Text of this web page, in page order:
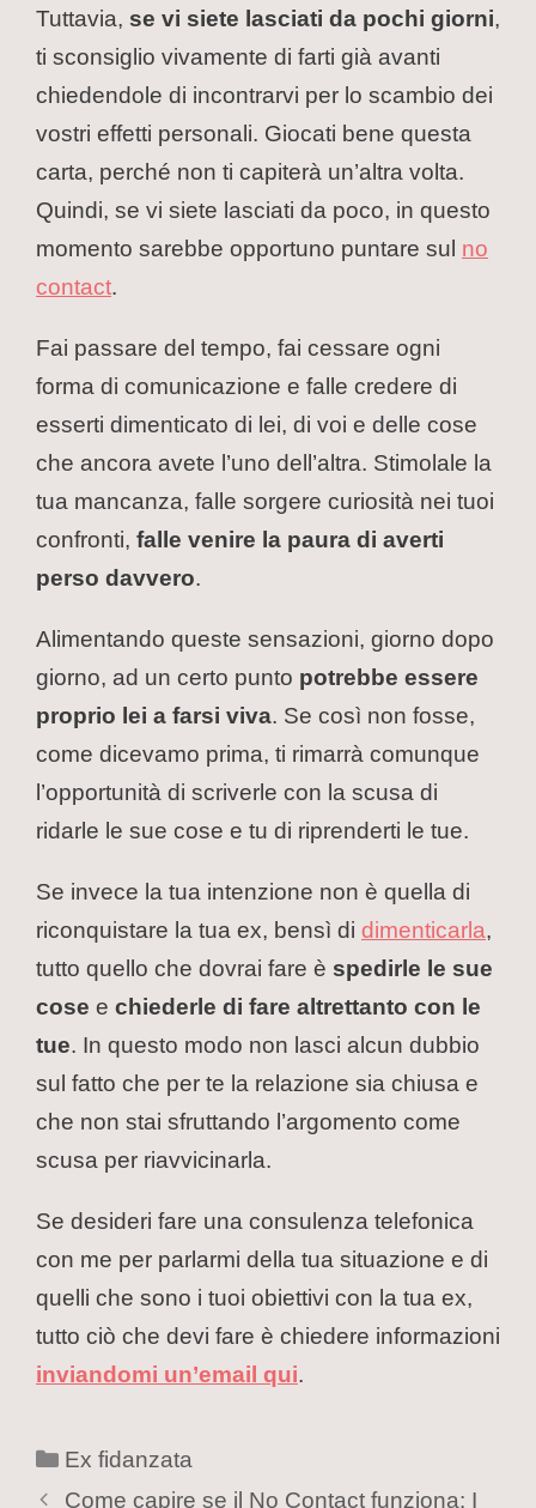
Tuttavia, se vi siete lasciati da pochi giorni,
ti sconsiglio vivamente di farti già avanti
chiedendole di incontrarvi per lo scambio dei
vostri effetti personali. Giocati bene questa
carta, perché non ti capiterà un’altra volta.
Quindi, se vi siete lasciati da poco, in questo
momento sarebbe opportuno puntare sul no
contact.
Fai passare del tempo, fai cessare ogni
forma di comunicazione e falle credere di
esserti dimenticato di lei, di voi e delle cose
che ancora avete l’uno dell’altra. Stimolale la
tua mancanza, falle sorgere curiosità nei tuoi
confronti, falle venire la paura di averti
perso davvero.
Alimentando queste sensazioni, giorno dopo
giorno, ad un certo punto potrebbe essere
proprio lei a farsi viva. Se così non fosse,
come dicevamo prima, ti rimarrà comunque
l’opportunità di scriverle con la scusa di
ridarle le sue cose e tu di riprenderti le tue.
Se invece la tua intenzione non è quella di
riconquistare la tua ex, bensì di dimenticarla,
tutto quello che dovrai fare è spedirle le sue
cose e chiederle di fare altrettanto con le
tue. In questo modo non lasci alcun dubbio
sul fatto che per te la relazione sia chiusa e
che non stai sfruttando l’argomento come
scusa per riavvicinarla.
Se desideri fare una consulenza telefonica
con me per parlarmi della tua situazione e di
quelli che sono i tuoi obiettivi con la tua ex,
tutto ciò che devi fare è chiedere informazioni
inviandomi un’email qui.
Ex fidanzata
Come capire se il No Contact funziona: I